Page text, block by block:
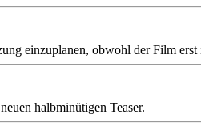
einzuplanen, obwohl der Film
halbminütigen Teaser.